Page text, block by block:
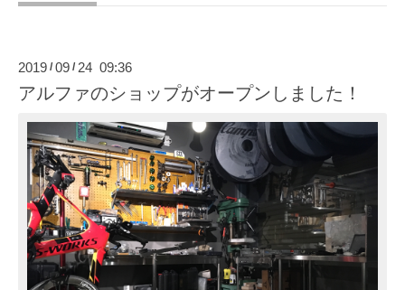
2019 / 09 / 24 09:36
アルファのショップがオープンしました！